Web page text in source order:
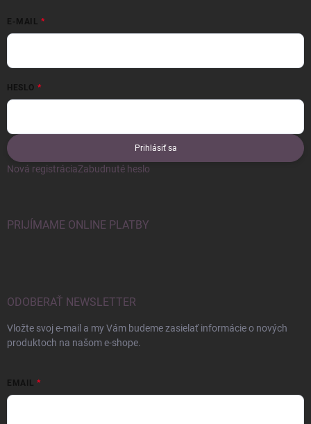
E-MAIL
HESLO
Prihlásiť sa
Nová registráciaZabudnuté heslo
PRIJÍMAME ONLINE PLATBY
ODOBERAŤ NEWSLETTER
Vložte svoj e-mail a my Vám budeme zasielať informácie o nových
produktoch na našom e-shope.
EMAIL